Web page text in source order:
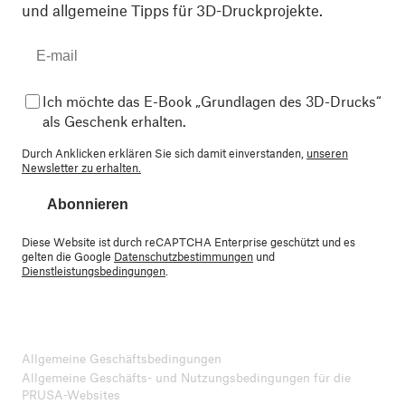
und allgemeine Tipps für 3D-Druckprojekte.
Ich möchte das E-Book „Grundlagen des 3D-Drucks“
als Geschenk erhalten.
Durch Anklicken erklären Sie sich damit einverstanden, unseren
Newsletter zu erhalten.
Abonnieren
Diese Website ist durch reCAPTCHA Enterprise geschützt und es
gelten die Google Datenschutzbestimmungen und
Dienstleistungsbedingungen.
Allgemeine Geschäftsbedingungen
Allgemeine Geschäfts- und Nutzungsbedingungen für die
PRUSA-Websites